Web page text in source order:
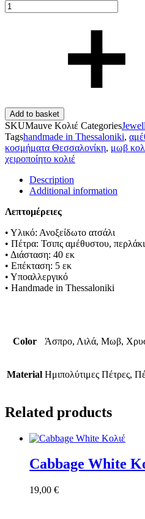
Add to basket
SKUMauve Κολιέ Categories
Tagshandmade in Thessaloniki,
κοσμήματα Θεσσαλονίκη, μωβ
χειροποίητο κολιέ
Description
Additional information
Λεπτομέρειες
• Υλικό: Ανοξείδωτο ατσάλι
• Πέτρα: Τσιπς αμέθυστου,
• Διάσταση: 40 εκ
• Επέκταση: 5 εκ
• Υποαλλεργικό
• Handmade in Thessaloniki
Color Άσπρο, Λιλά, Μωβ,
Material Ημιπολύτιμες Πέτρες,
Related products
Cabbage White
19,00 €